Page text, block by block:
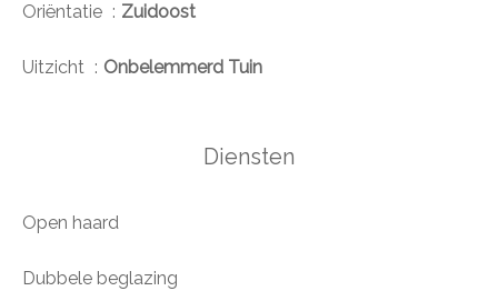
Oriëntatie Zuidoost
Uitzicht Onbelemmerd Tuin
Diensten
Open haard
Dubbele beglazing